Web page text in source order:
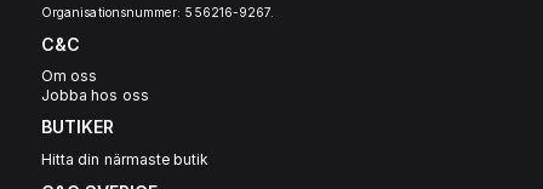
Organisationsnummer: 556216-9267.
C&C
Om oss
Jobba hos oss
BUTIKER
Hitta din närmaste butik